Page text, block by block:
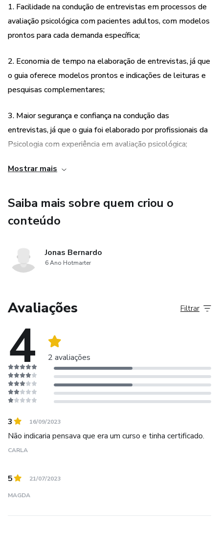
8. Concurso público.
de leituras e dicas de onde pesquisar mais sobre cada
temática central de entrevista.
1. Facilidade na condução de entrevistas em processos de
avaliação psicológica com pacientes adultos, com modelos
prontos para cada demanda específica;
2. Economia de tempo na elaboração de entrevistas, já que
o guia oferece modelos prontos e indicações de leituras e
pesquisas complementares;
3. Maior segurança e confiança na condução das
entrevistas, já que o guia foi elaborado por profissionais da
Psicologia com experiência em avaliação psicológica;
4. Possibilidade de ampliar o conhecimento sobre cada
complementares que podem ser úteis para a prática
profissional.
Mostrar mais
Saiba mais sobre quem criou o
conteúdo
Jonas Bernardo
6 Ano Hotmarter
Avaliações
4 2 avaliações
Filtrar
3 16/09/2023
Não indicaria pensava que era um curso e tinha certificado.
CARLA
5 21/07/2023
MAGDA